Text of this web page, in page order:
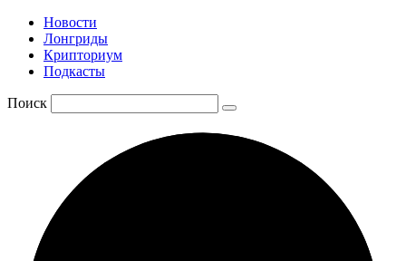
Новости
Лонгриды
Крипториум
Подкасты
Поиск